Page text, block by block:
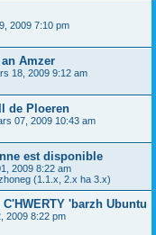
2009 7:10 pm
Amzer
18, 2009 9:12 am
de Ploeren
07, 2009 10:43 am
est disponible
2009 8:22 am
(1.1.x, 2.x ha 3.x)
'barzh Ubuntu
2009 8:22 pm